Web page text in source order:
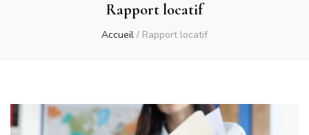
Rapport locatif
Accueil / Rapport locatif